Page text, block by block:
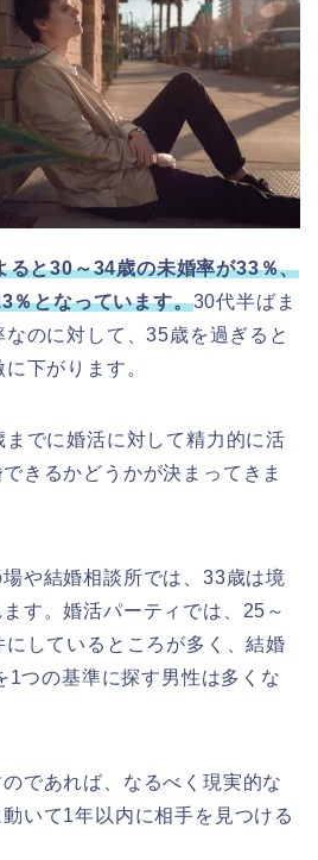
ると30～34歳の未婚率が33％、
％となっています。30代半ばま
のに対して、35歳を過ぎると
下がります。
でに婚活に対して精力的に活
きるかどうかが決まってきま
や結婚相談所では、33歳は境
す。婚活パーティでは、25～
しているところが多く、結婚
1つの基準に探す男性は多くな
であれば、なるべく現実的な
いて1年以内に相手を見つける